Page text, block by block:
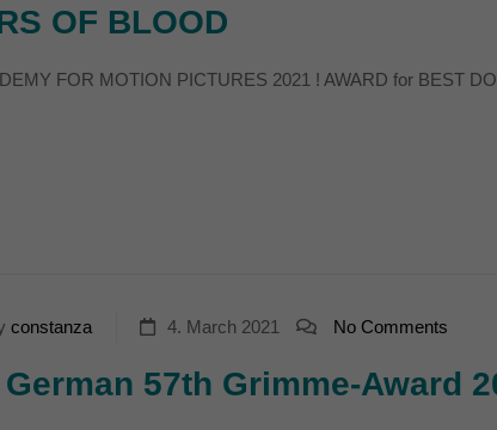
OF BLOOD
FOR MOTION PICTURES 2021 ! AWARD for BEST
constanza 4. March 2021 No Comments
57th Grimme-Award